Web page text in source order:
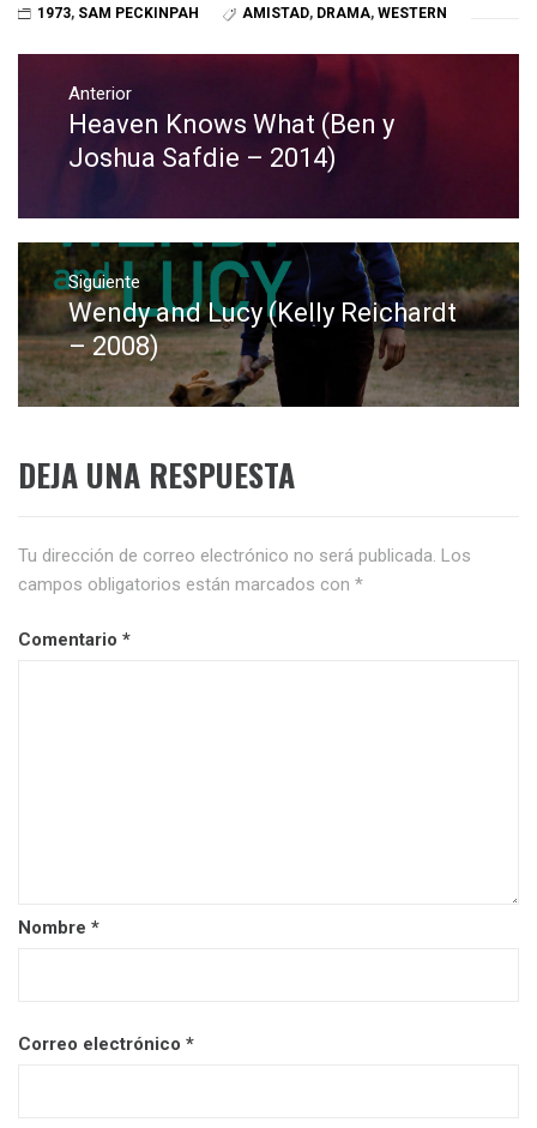
1973, SAM PECKINPAH AMISTAD, DRAMA, WESTERN
Navegación
entradas
Anterior
Entrada
anterior:
Heaven Knows What (Ben y
Joshua Safdie – 2014)
Siguiente
Entrada
siguiente:
Wendy and Lucy (Kelly Reichardt
– 2008)
DEJA UNA RESPUESTA
Tu dirección de correo electrónico no será publicada. Los
campos obligatorios están marcados con *
Comentario *
Nombre *
Correo electrónico *